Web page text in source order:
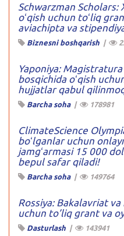
Schwarzman
oʻqish uchun toʻliq
aviachipta va
Biznesni boshqarish |
Yaponiya:
bosqichida oʻqish
hujjatlar qabul
Barcha soha| 178981
ClimateScience
boʻlganlar uchun
jamgʻarmasi 15 000
bepul safar qiladi!
Barcha soha| 149764
Rossiya: Bakalavriat
uchun to’liq grant va
Dasturlash | 143941